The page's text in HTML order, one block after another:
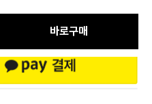
바로구매